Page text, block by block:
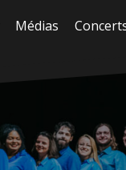
Médias